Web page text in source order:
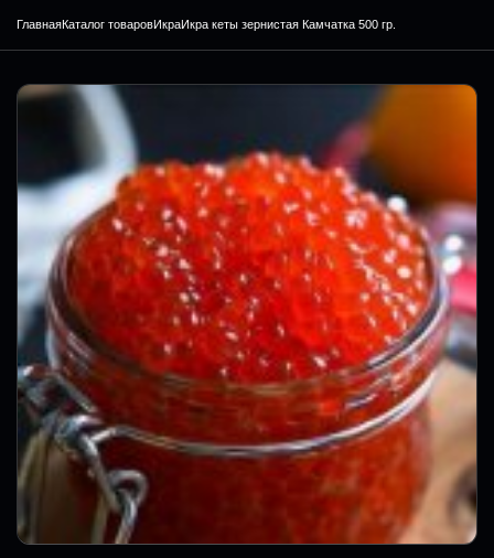
ГлавнаяКаталог товаровИкраИкра кеты зернистая Камчатка 500 гр.